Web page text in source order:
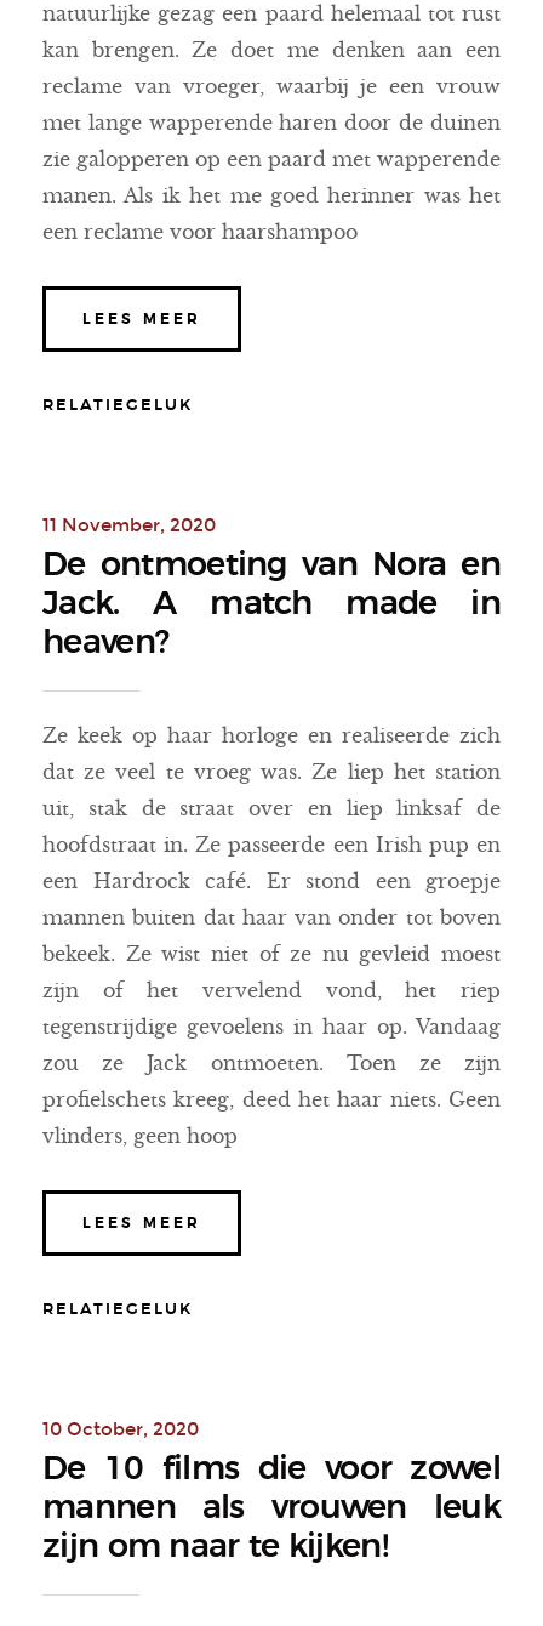
natuurlijke gezag een paard helemaal tot rust
kan brengen. Ze doet me denken aan een
reclame van vroeger, waarbij je een vrouw
met lange wapperende haren door de duinen
zie galopperen op een paard met wapperende
manen. Als ik het me goed herinner was het
een reclame voor haarshampoo
LEES MEER
RELATIEGELUK
11 November, 2020
De ontmoeting van Nora en
Jack. A match made in
heaven?
Ze keek op haar horloge en realiseerde zich
dat ze veel te vroeg was. Ze liep het station
uit, stak de straat over en liep linksaf de
hoofdstraat in. Ze passeerde een Irish pup en
een Hardrock café. Er stond een groepje
mannen buiten dat haar van onder tot boven
bekeek. Ze wist niet of ze nu gevleid moest
zijn of het vervelend vond, het riep
tegenstrijdige gevoelens in haar op. Vandaag
zou ze Jack ontmoeten. Toen ze zijn
profielschets kreeg, deed het haar niets. Geen
vlinders, geen hoop
LEES MEER
RELATIEGELUK
10 October, 2020
De 10 films die voor zowel
mannen als vrouwen leuk
zijn om naar te kijken!